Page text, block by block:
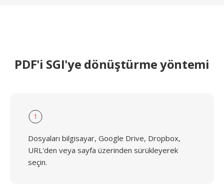
PDF'i SGI'ye dönüştürme yöntemi
1
Dosyaları bilgisayar, Google Drive, Dropbox,
URL'den veya sayfa üzerinden sürükleyerek
seçin.